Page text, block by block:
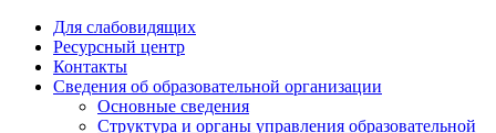
Для слабовидящих
Ресурсный центр
Контакты
Сведения об образовательной организации
Основные сведения
Структура и органы управления образовательной